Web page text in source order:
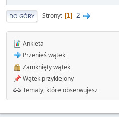
DO GÓRY Strony 1 2
Ankieta
Przenieś wątek
Zamknięty wątek
Wątek przyklejony
Tematy, które obserwujesz